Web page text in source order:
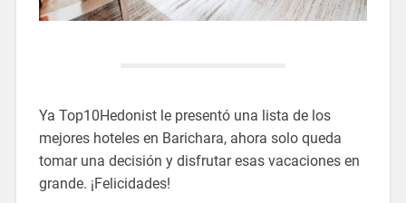
Ya Top10Hedonist le presentó una lista de los
mejores hoteles en Barichara, ahora solo queda
tomar una decisión y disfrutar esas vacaciones en
grande. ¡Felicidades!